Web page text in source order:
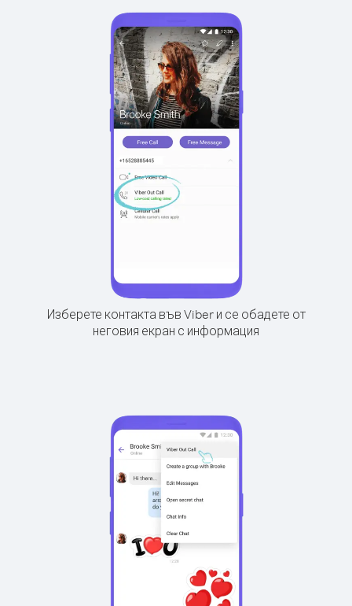
Изберете контакта във Viber и се обадете от
неговия екран с информация